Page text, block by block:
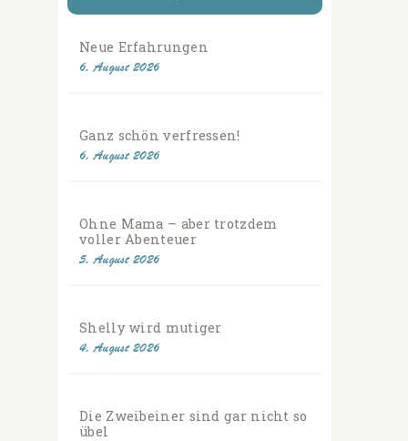
Neue Erfahrungen
6. August 2026
Ganz schön verfressen!
6. August 2026
Ohne Mama – aber trotzdem
voller Abenteuer
5. August 2026
Shelly wird mutiger
4. August 2026
Die Zweibeiner sind gar nicht so
übel